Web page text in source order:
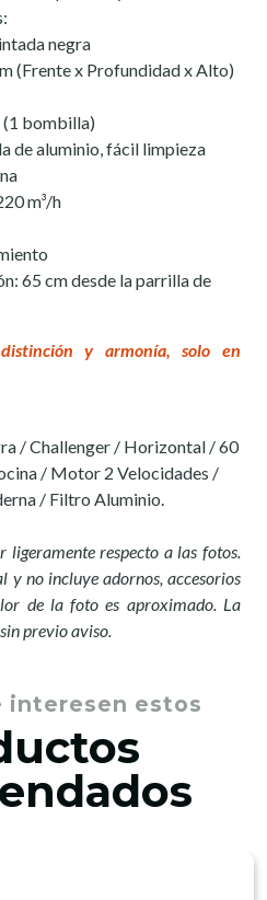
negra
(Frente x Profundidad x Alto)
(1 bombilla)
de aluminio, fácil limpieza
m³/h
65 cm desde la parrilla de
y armonía, solo en
/ Challenger / Horizontal / 60
/ Motor 2 Velocidades /
/ Filtro Aluminio.
ligeramente respecto a las fotos.
y no incluye adornos, accesorios
de la foto es aproximado. La
previo aviso.
interesen estos